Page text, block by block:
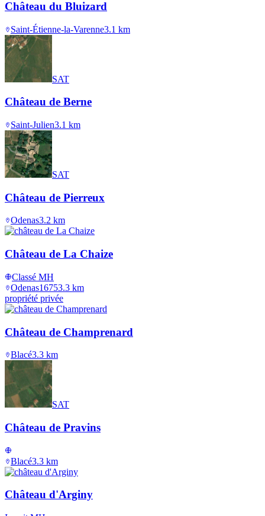
Château du Bluizard
Saint-Étienne-la-Varenne3.1 km
SAT
Château de Berne
Saint-Julien3.1 km
SAT
Château de Pierreux
Odenas3.2 km
Château de La Chaize
Classé MH
Odenas16753.3 km
propriété privée
Château de Champrenard
Blacé3.3 km
SAT
Château de Pravins
Blacé3.3 km
Château d'Arginy